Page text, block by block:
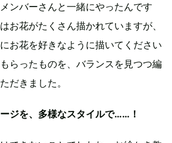
ンバーさんと一緒にやったんです
お花がたくさん描かれていますが、
お花を好きなように描いてください
らったものを、バランスを見つつ編
だきました。
ジを、多様なスタイルで……！